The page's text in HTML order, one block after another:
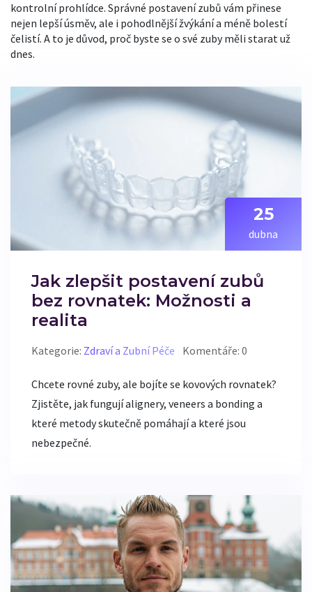
kontrolní prohlídce. Správné postavení zubů vám přinese
nejen lepší úsměv, ale i pohodlnější žvýkání a méně bolestí
čelistí. A to je důvod, proč byste se o své zuby měli starat už
dnes.
25
dubna
Jak zlepšit postavení zubů
bez rovnatek: Možnosti a
realita
Kategorie: Zdraví a Zubní Péče Komentáře: 0
Chcete rovné zuby, ale bojíte se kovových rovnatek?
Zjistěte, jak fungují alignery, veneers a bonding a
které metody skutečně pomáhají a které jsou
nebezpečné.